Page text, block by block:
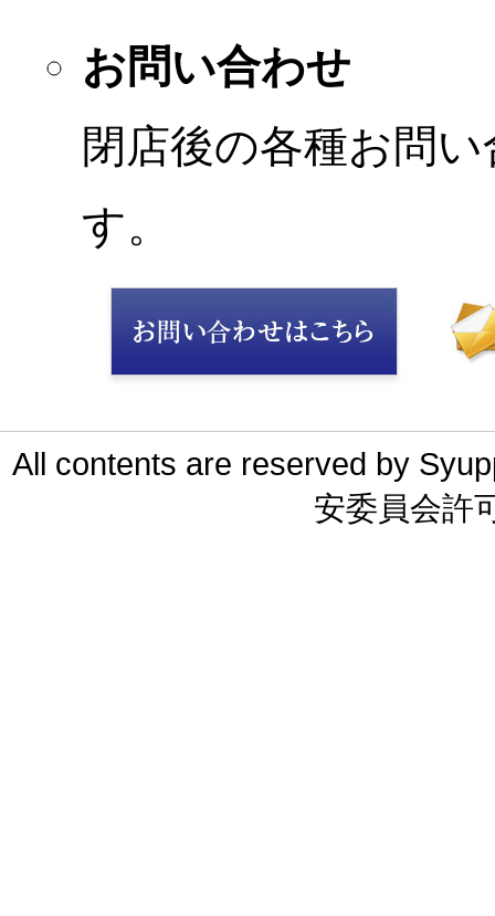
お問い合わせ
閉店後の各種お問
す。
All contents are reserved by
安委員会許